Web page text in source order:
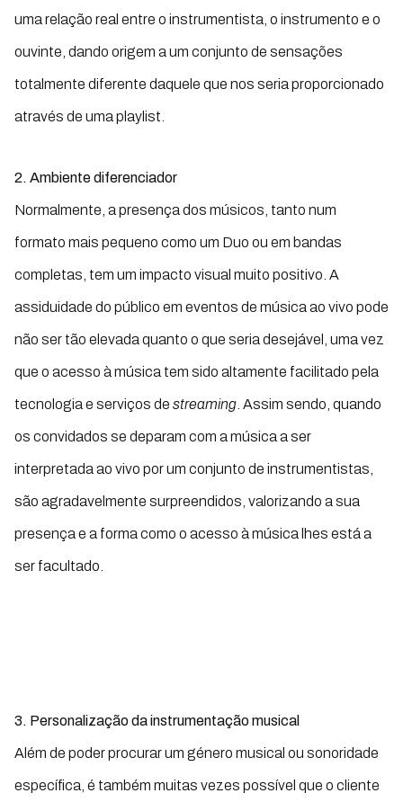
uma relação real entre o instrumentista, o instrumento e o
ouvinte, dando origem a um conjunto de sensações
totalmente diferente daquele que nos seria proporcionado
através de uma playlist.
2. Ambiente diferenciador
Normalmente, a presença dos músicos, tanto num
formato mais pequeno como um Duo ou em bandas
completas, tem um impacto visual muito positivo. A
assiduidade do público em eventos de música ao vivo pode
não ser tão elevada quanto o que seria desejável, uma vez
que o acesso à música tem sido altamente facilitado pela
tecnologia e serviços de streaming . Assim sendo, quando
os convidados se deparam com a música a ser
interpretada ao vivo por um conjunto de instrumentistas,
são agradavelmente surpreendidos, valorizando a sua
presença e a forma como o acesso à música lhes está a
ser facultado.
3. Personalização da instrumentação musical
Além de poder procurar um género musical ou sonoridade
específica, é também muitas vezes possível que o cliente